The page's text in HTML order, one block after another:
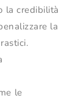
la credibilità
la
le